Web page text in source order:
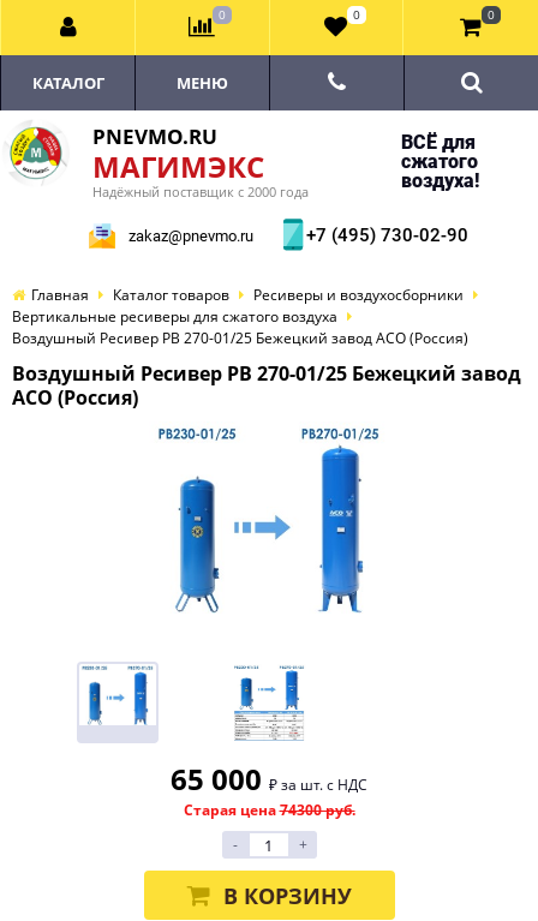
PNEVMO.RU
МАГИМЭКС
Надёжный поставщик с 2000 года
ВСЁ для
сжатого
воздуха!
zakaz@pnevmo.ru +7 (495) 730-02-90
КАТАЛОГ МЕНЮ
Главная Каталог товаров
Ресиверы и воздухосборники
Вертикальные ресиверы для сжатого воздуха
Воздушный Ресивер РВ 270-01/25 Бежецкий завод АСО (Россия)
Воздушный Ресивер РВ 270-01/25 Бежецкий завод
АСО (Россия)
65 000 ₽ за шт. с НДС
Старая цена74300 руб.
-
+
В КОРЗИНУ
0 0 0